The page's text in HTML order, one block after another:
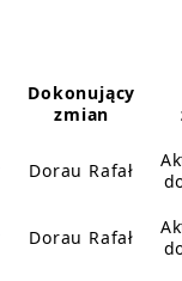
Dokonujący
zmian
Dorau Rafał
Dorau Rafał